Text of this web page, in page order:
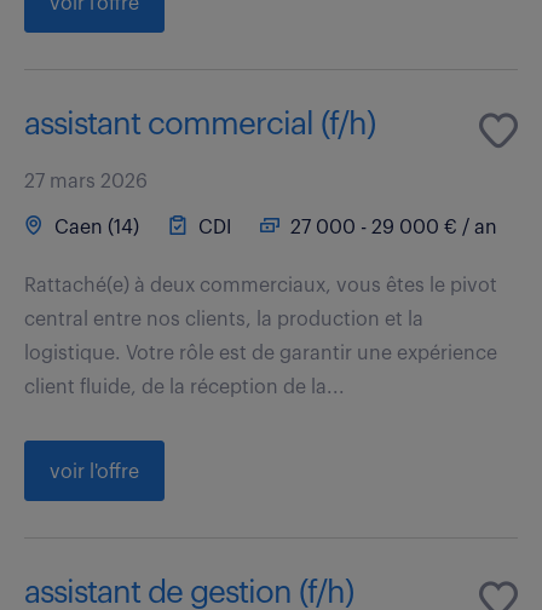
assistant commercial (f/h)
27 mars 2026
Caen (14) CDI 27 000 - 29 000 € / an
Rattaché(e) à deux commerciaux, vous êtes le pivot
central entre nos clients, la production et la
logistique. Votre rôle est de garantir une expérience
client fluide, de la réception de la...
voir l'offre
assistant de gestion (f/h)